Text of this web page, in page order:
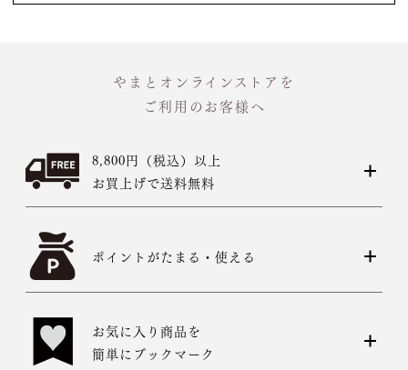
やまとオンラインストアを
ご利用のお客様へ
8,800円（税込）以上
お買上げで送料無料
ポイントがたまる・使える
お気に入り商品を
簡単にブックマーク